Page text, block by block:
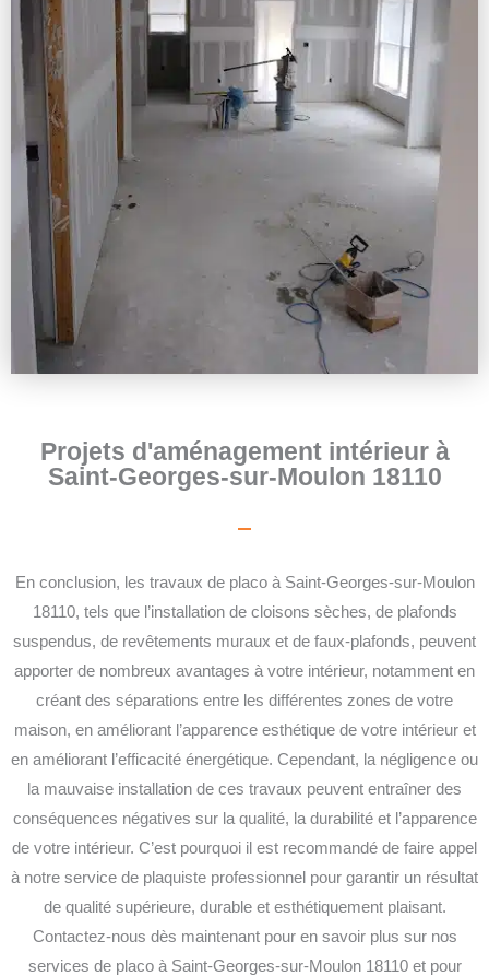
Projets d'aménagement intérieur à
Saint-Georges-sur-Moulon 18110
En conclusion, les travaux de placo à Saint-Georges-sur-Moulon
18110, tels que l’installation de cloisons sèches, de plafonds
suspendus, de revêtements muraux et de faux-plafonds, peuvent
apporter de nombreux avantages à votre intérieur, notamment en
créant des séparations entre les différentes zones de votre
maison, en améliorant l’apparence esthétique de votre intérieur et
en améliorant l’efficacité énergétique. Cependant, la négligence ou
la mauvaise installation de ces travaux peuvent entraîner des
conséquences négatives sur la qualité, la durabilité et l’apparence
de votre intérieur. C’est pourquoi il est recommandé de faire appel
à notre service de plaquiste professionnel pour garantir un résultat
de qualité supérieure, durable et esthétiquement plaisant.
Contactez-nous dès maintenant pour en savoir plus sur nos
services de placo à Saint-Georges-sur-Moulon 18110 et pour